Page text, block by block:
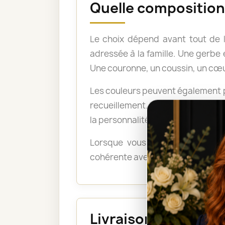
Quelle
Le choix dépend avant tout de
adressée à la famille. Une
Une couronne, un coussin, un
Les couleurs peuvent
recueillement. Les tons pastel
la personnalité du défunt ou
Lorsque vous ne savez pas
cohérente avec le lieu, le
Livraison au